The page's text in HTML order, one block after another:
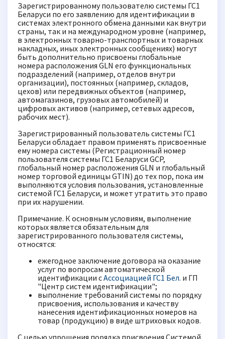
Зарегистрированному пользователю системы ГС1
Беларуси по его заявлению для идентификации в
системах электронного обмена данными как внутри
страны, так и на международном уровне (например,
в электронных товарно-транспортных и товарных
накладных, иных электронных сообщениях) могут
быть дополнительно присвоены глобальные
номера расположения GLN его функциональных
подразделений (например, отделов внутри
организации), постоянных (например, складов,
цехов) или передвижных объектов (например,
автомагазинов, грузовых автомобилей) и
цифровых активов (например, сетевых адресов,
рабочих мест).
Зарегистрированный пользователь системы ГС1
Беларуси обладает правом применять присвоенные
ему номера системы (Регистрационный номер
пользователя системы ГС1 Беларуси GCP,
глобальный номер расположения GLN и глобальный
номер торговой единицы GTIN) до тех пор, пока им
выполняются условия пользования, установленные
системой ГС1 Беларуси, и может утратить это право
при их нарушении.
Примечание. К основным условиям, выполнение
которых является обязательным для
зарегистрированного пользователя системы,
относятся:
ежегодное заключение договора на оказание
услуг по вопросам автоматической
идентификации сАссоциацией ГС1 Бел. и ГП
"Центр систем идентификации";
выполнение требований системы по порядку
присвоения, использования и качеству
нанесения идентификационных номеров на
товар (продукцию) в виде штриховых кодов.